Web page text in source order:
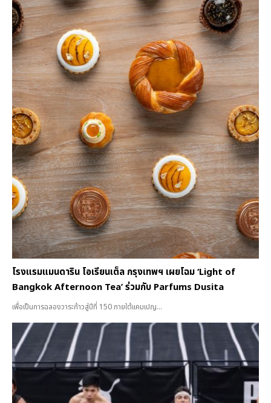
โรงแรมแมนดาริน โอเรียนเต็ล กรุงเทพฯ เผยโฉม ‘Light of
Bangkok Afternoon Tea’ ร่วมกับ Parfums Dusita
เพื่อเป็นการฉลองวาระก้าวสู่ปีที่ 150 ภายใต้แคมเปญ...